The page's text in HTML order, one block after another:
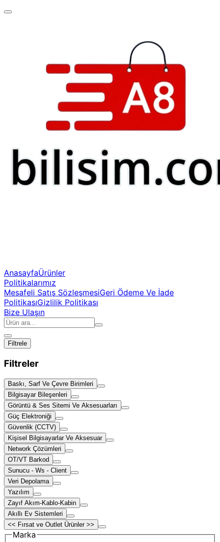
AnasayfaÜrünler
Politikalarımız
Mesafeli Satış SözleşmesiGeri Ödeme Ve İade
PolitikasıGizlilik Politikası
Bize Ulaşın
Filtrele
Filtreler
Baskı, Sarf Ve Çevre Birimleri
Bilgisayar Bileşenleri
Görüntü & Ses Sitemi Ve Aksesuarları
Güç Elektroniği
Güvenlik (CCTV)
Kişisel Bilgisayarlar Ve Aksesuar
Network Çözümleri
OT/VT Barkod
Sunucu - Ws - Client
Veri Depolama
Yazılım
Zayıf Akım-Kablo-Kabin
Akıllı Ev Sistemleri
<< Fırsat ve Outlet Ürünler >>
Marka